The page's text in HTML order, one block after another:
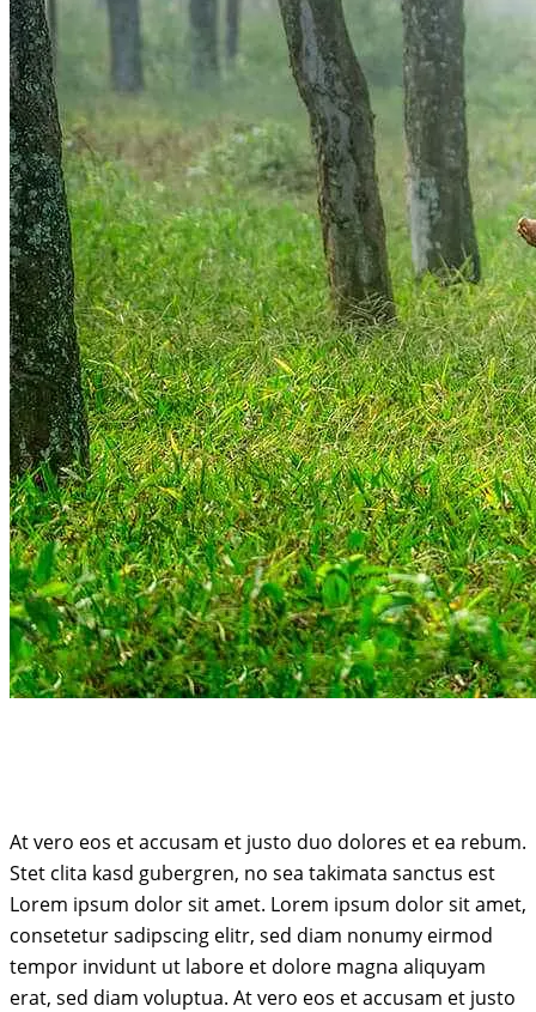
At vero eos et accusam et justo duo dolores et ea rebum.
Stet clita kasd gubergren, no sea takimata sanctus est
Lorem ipsum dolor sit amet. Lorem ipsum dolor sit amet,
consetetur sadipscing elitr, sed diam nonumy eirmod
tempor invidunt ut labore et dolore magna aliquyam
erat, sed diam voluptua. At vero eos et accusam et justo